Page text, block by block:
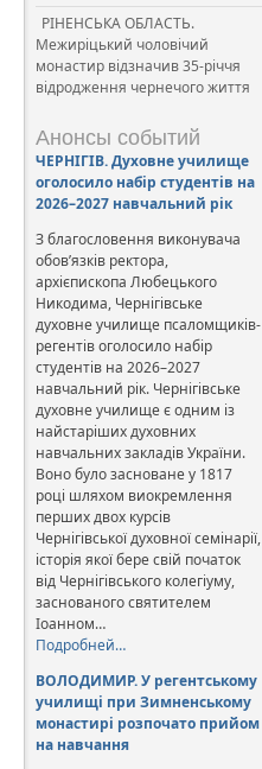
РІНЕНСЬКА ОБЛАСТЬ.
Межиріцький чоловічий
монастир відзначив 35-річчя
відродження чернечого життя
Анонсы событий
ЧЕРНІГІВ. Духовне училище
оголосило набір студентів на
2026–2027 навчальний рік
З благословення виконувача
обов’язків ректора,
архієпископа Любецького
Никодима, Чернігівське
духовне училище псаломщиків-
регентів оголосило набір
студентів на 2026–2027
навчальний рік. Чернігівське
духовне училище є одним із
найстаріших духовних
навчальних закладів України.
Воно було засноване у 1817
році шляхом виокремлення
перших двох курсів
Чернігівської духовної семінарії,
історія якої бере свій початок
від Чернігівського колегіуму,
заснованого святителем
Іоанном…
Подробней…
ВОЛОДИМИР. У регентському
училищі при Зимненському
монастирі розпочато прийом
на навчання